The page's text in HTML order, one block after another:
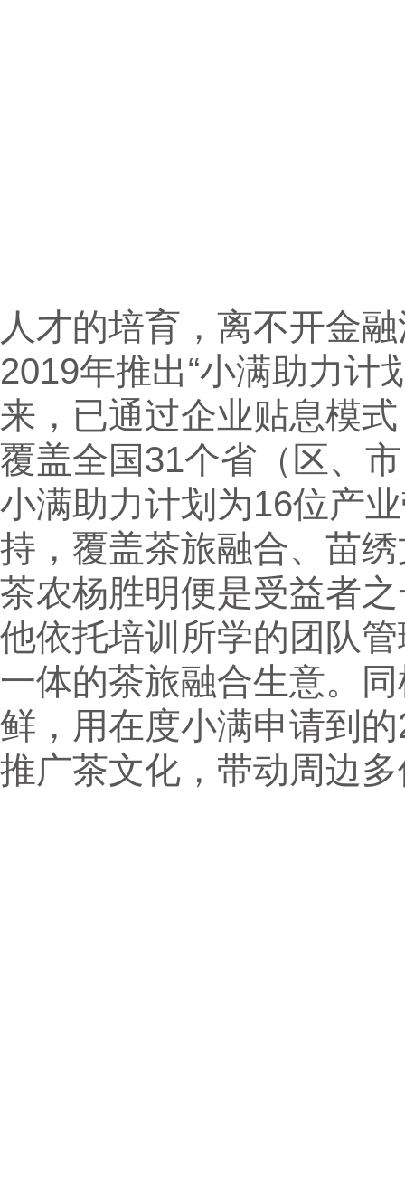
人才的培育，离不开金
2019年推出“小满助力计
来，已通过企业贴息模
覆盖全国31个省（区、
小满助力计划为16位产
持，覆盖茶旅融合、苗
茶农杨胜明便是受益者
他依托培训所学的团队
一体的茶旅融合生意。
鲜，用在度小满申请到
推广茶文化，带动周边